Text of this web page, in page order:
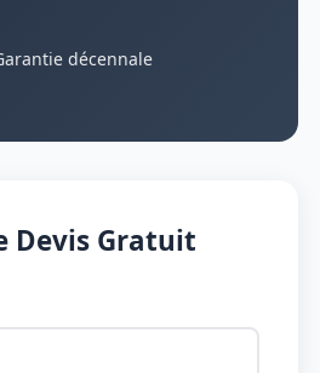
décennale
Devis Gratuit